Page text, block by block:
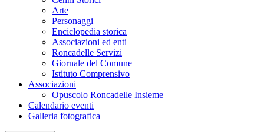
Arte
Personaggi
Enciclopedia storica
Associazioni ed enti
Roncadelle Servizi
Giornale del Comune
Istituto Comprensivo
Associazioni
Opuscolo Roncadelle Insieme
Calendario eventi
Galleria fotografica